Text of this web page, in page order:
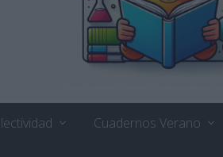
Cuadernos Verano